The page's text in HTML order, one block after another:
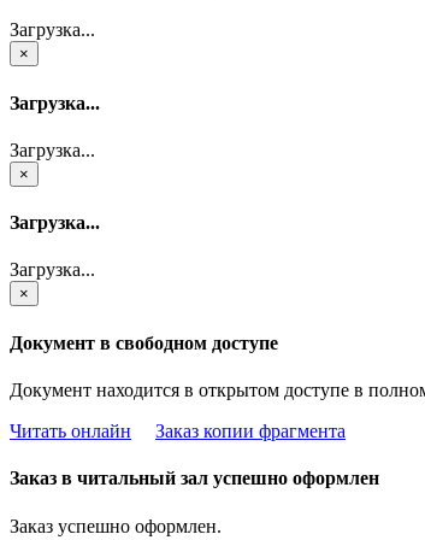
Загрузка...
×
Загрузка...
Загрузка...
×
Загрузка...
Загрузка...
×
Документ в свободном доступе
Документ находится в открытом доступе в
Читать онлайн
Заказ копии фрагмента
Заказ в читальный зал успешно оформлен
Заказ успешно оформлен.